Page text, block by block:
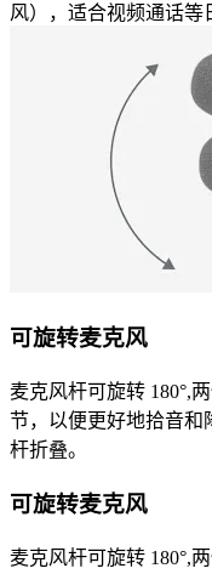
风），适合视频通话等
可旋转麦克风
麦克风杆可旋转 180°,
节，以便更好地拾音和
杆折叠。
可旋转麦克风
麦克风杆可旋转 180°,